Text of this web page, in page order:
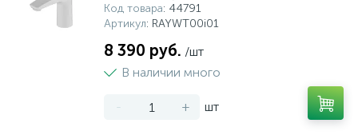
Код товара: 44791
Артикул: RAYWT00i01
8 390 руб. /шт
В наличии много
- + шт